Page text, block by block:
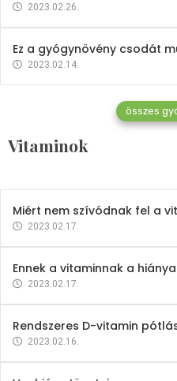
2023.02.26.
Ez a gyógynövény csodát
2023.02.14.
összes
Vitaminok
Vitaminok
Mindent a B-12
2023.02.27.
Miért nem szívódnak fel a
2023.02.17.
Ennek a vitaminnak a
2023.02.17.
Rendszeres D-vitamin
2023.02.16.